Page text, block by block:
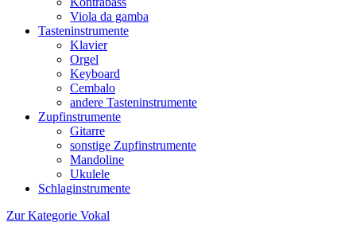
Viola da gamba
Tasteninstrumente
Klavier
Orgel
Keyboard
Cembalo
andere Tasteninstrumente
Zupfinstrumente
Gitarre
sonstige Zupfinstrumente
Mandoline
Ukulele
Schlaginstrumente
Zur Kategorie Vokal